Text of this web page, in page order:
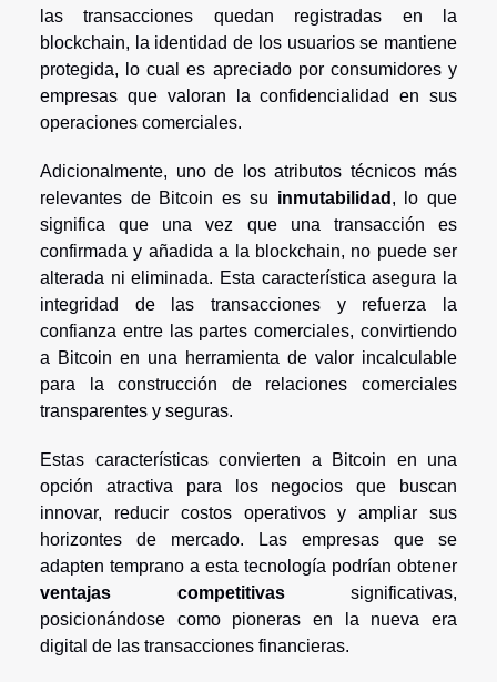
las transacciones quedan registradas en la
blockchain, la identidad de los usuarios se mantiene
protegida, lo cual es apreciado por consumidores y
empresas que valoran la confidencialidad en sus
operaciones comerciales.
Adicionalmente, uno de los atributos técnicos más
relevantes de Bitcoin es su inmutabilidad , lo que
significa que una vez que una transacción es
confirmada y añadida a la blockchain, no puede ser
alterada ni eliminada. Esta característica asegura la
integridad de las transacciones y refuerza la
confianza entre las partes comerciales, convirtiendo
a Bitcoin en una herramienta de valor incalculable
para la construcción de relaciones comerciales
transparentes y seguras.
Estas características convierten a Bitcoin en una
opción atractiva para los negocios que buscan
innovar, reducir costos operativos y ampliar sus
horizontes de mercado. Las empresas que se
adapten temprano a esta tecnología podrían obtener
ventajas competitivassignificativas,
posicionándose como pioneras en la nueva era
digital de las transacciones financieras.